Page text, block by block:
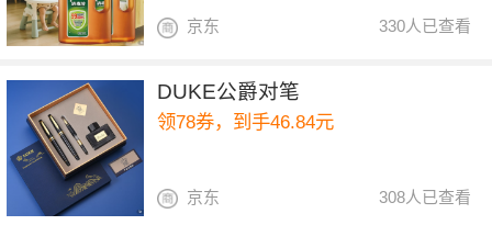
330人已查看
京东
DUKE公爵对笔
领78券，到手46.84元
308人已查看
京东